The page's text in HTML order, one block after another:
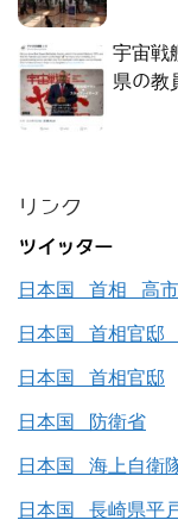
宇宙戦
県の教
リンク
ツイッター
日本国 首相 高
日本国 首相官邸
日本国 首相官邸
日本国 防衛省
日本国 海上自衛
日本国 長崎県平